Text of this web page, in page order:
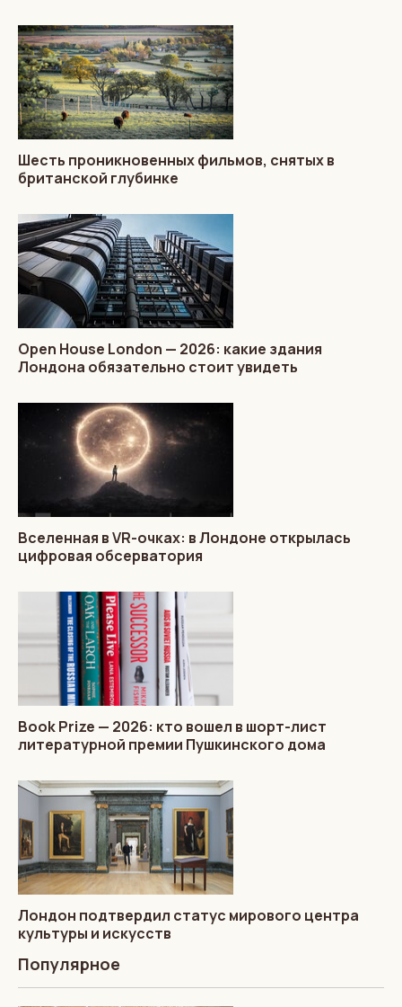
Шесть проникновенных фильмов, снятых в
британской глубинке
Open House London — 2026: какие здания
Лондона обязательно стоит увидеть
Вселенная в VR-очках: в Лондоне открылась
цифровая обсерватория
Book Prize — 2026: кто вошел в шорт-лист
литературной премии Пушкинского дома
Лондон подтвердил статус мирового центра
культуры и искусств
Популярное